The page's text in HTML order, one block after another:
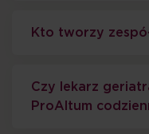
Kto tworzy
Czy lekarz
ProAltum